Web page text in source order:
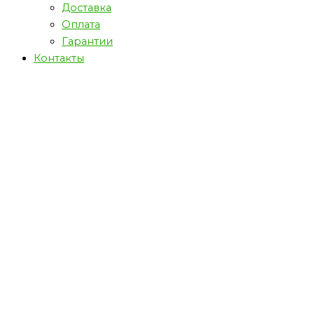
Доставка
Оплата
Гарантии
Контакты